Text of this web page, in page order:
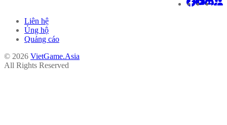
Liên hệ
Ủng hộ
Quảng cáo
© 2026 VietGame.Asia
All Rights Reserved